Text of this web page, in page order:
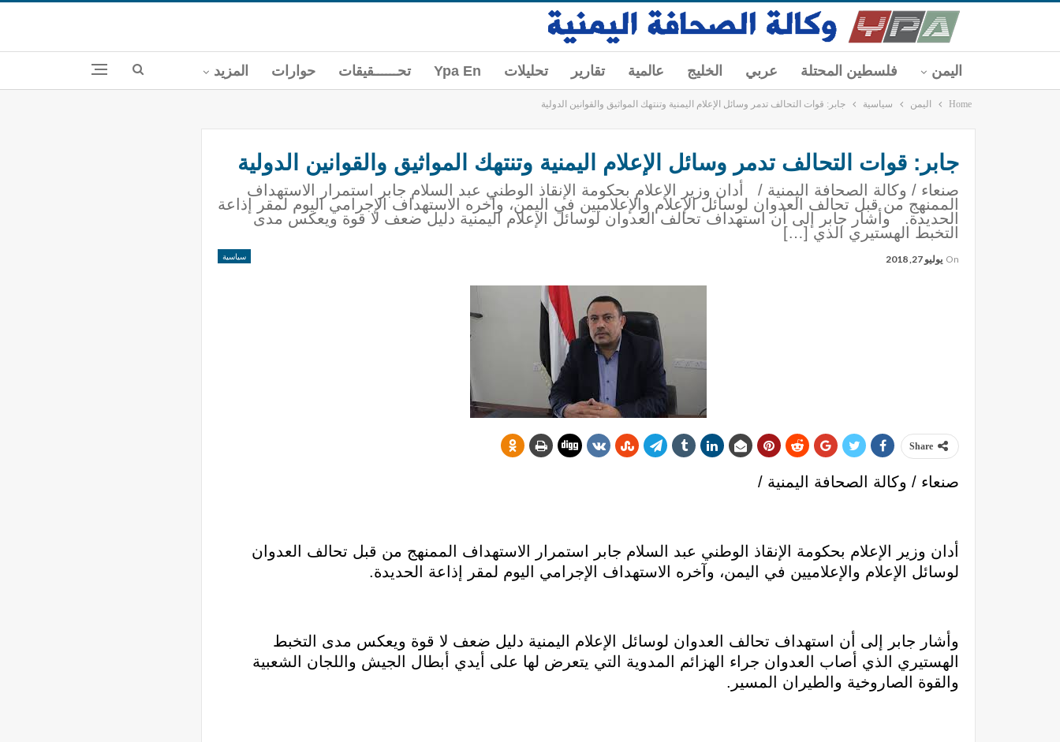
اليمن فلسطين المحتلة عربي الخليج عالمية تقارير تحليلات Ypa En تحــــــقيقات حوارات المزيد
Home اليمن سياسية جابر: قوات التحالف تدمر وسائل الإعلام اليمنية وتنتهك المواثيق والقوانين الدولية
جابر: قوات التحالف تدمر وسائل الإعلام اليمنية وتنتهك المواثيق والقوانين الدولية
صنعاء / وكالة الصحافة اليمنية / أدان وزير الإعلام بحكومة الإنقاذ الوطني عبد السلام جابر استمرار الاستهداف
الممنهج من قبل تحالف العدوان لوسائل الإعلام والإعلاميين في اليمن، وآخره الاستهداف الإجرامي اليوم لمقر إذاعة
الحديدة. وأشار جابر إلى أن استهداف تحالف العدوان لوسائل الإعلام اليمنية دليل ضعف لا قوة ويعكس مدى
التخبط الهستيري الذي […]
سياسية On يوليو 27, 2018
Share
صنعاء / وكالة الصحافة اليمنية /
أدان وزير الإعلام بحكومة الإنقاذ الوطني عبد السلام جابر استمرار الاستهداف الممنهج من قبل تحالف العدوان
لوسائل الإعلام والإعلاميين في اليمن، وآخره الاستهداف الإجرامي اليوم لمقر إذاعة الحديدة.
وأشار جابر إلى أن استهداف تحالف العدوان لوسائل الإعلام اليمنية دليل ضعف لا قوة ويعكس مدى التخبط
الهستيري الذي أصاب العدوان جراء الهزائم المدوية التي يتعرض لها على أيدي أبطال الجيش واللجان الشعبية
والقوة الصاروخية والطيران المسير.